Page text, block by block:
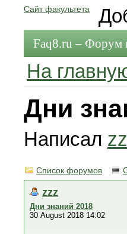
Сайт факультета
Faq8.ru – Форум
На
Дни
Написал
Список форумов
zzz
Дни знаний 2018
30 August 2018 14:02